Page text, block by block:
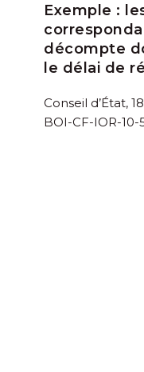
Exemple :
décompte
le délai de
Conseil d’État,
BOI-CF-IOR-10-